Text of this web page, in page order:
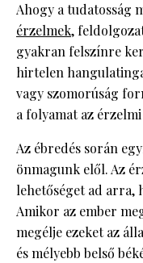
Ahogy a tudatosság
érzelmek,
gyakran felszínre
hirtelen
vagy szomorúság
a folyamat az
Az ébredés során
önmagunk elől. Az
lehetőséget ad arra,
Amikor az ember
megélje ezeket az
és mélyebb belső